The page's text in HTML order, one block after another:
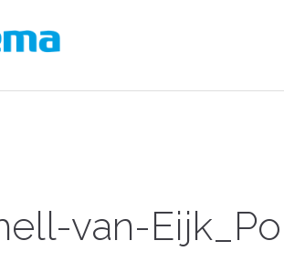
van-